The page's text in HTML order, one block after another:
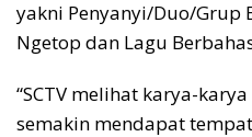
yakni Penyanyi/Duo/Grup
Ngetop dan Lagu
“SCTV melihat karya-
semakin mendapat